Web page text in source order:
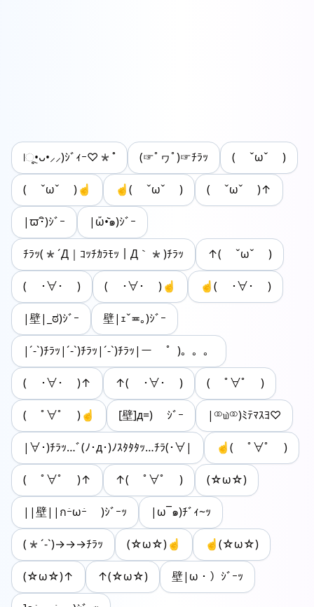
|ૂ•ᴗ•⸝⸝)ｼﾞｨｰ♡*˚ (☞ﾟヮﾟ)☞ﾁﾗｯ ( ˇωˇ )
( ˇωˇ )☝ ☝( ˇωˇ ) ( ˇωˇ )↑
|ϖ･ิ)ｼﾞｰ |ὤ•᷅๑)ｼﾞｰ
ﾁﾗｯ(*´Д｜ｺｯﾁｶﾗﾓｯ｜Д｀*)ﾁﾗｯ ↑( ˇωˇ )
( ･∀･ ) ( ･∀･ )☝ ☝( ･∀･ )
|壁|_ಠ)ｼﾞｰ 壁|ｪˇ≖｡)ｼﾞｰ
|´-`)ﾁﾗｯ|´-`)ﾁﾗｯ|´-`)ﾁﾗｯ|ー ゜)。。。
( ･∀･ )↑ ↑( ･∀･ ) ( ﾟ∀ﾟ )
( ﾟ∀ﾟ )☝ ‎[壁]д=) ｼﾞｰ |⚭௰⚭)ﾐﾃﾏｽﾖ♡
|∀･)ﾁﾗｯ…ﾞ(ﾉ･д･)ﾉｽﾀﾀﾀｯ…ﾁﾗ(･∀| ☝( ﾟ∀ﾟ )
( ﾟ∀ﾟ )↑ ↑( ﾟ∀ﾟ ) (☆ω☆)
||壁||กｰ̀ωｰ́ )ｼﾞｰｯ |ω¯๑)ﾁﾞｨ~ｯ
(*´-`)→→→ﾁﾗｯ (☆ω☆)☝ ☝(☆ω☆)
(☆ω☆)↑ ↑(☆ω☆) 壁|ω・）ｼﾞｰｯ